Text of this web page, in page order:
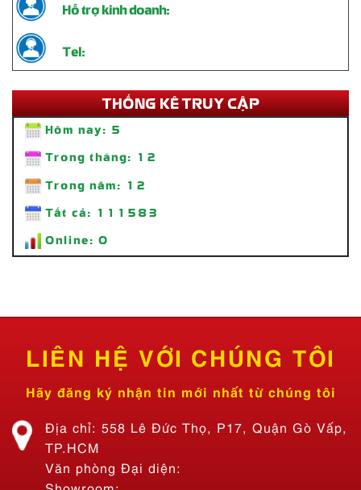
Hỗ trợ kinh doanh:
Tel:
THỐNG KÊ TRUY CẬP
Hôm nay: 5
Trong tháng: 12
Trong năm: 12
Tất cả: 111583
Online: 0
LIÊN HỆ VỚI CHÚNG TÔI
Hãy đăng ký nhận tin mới nhất từ chúng tôi
Địa chỉ: 558 Lê Đức Thọ, P17, Quận Gò Vấp,
TP.HCM
Văn phòng Đại diện: